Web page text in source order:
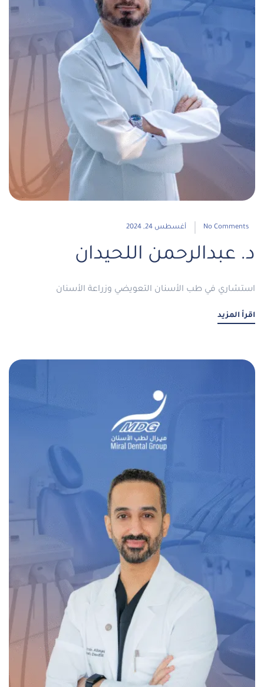
أغسطس 24, 2024 No Comments
د. عبدالرحمن اللحيدان
استشاري في طب الأسنان التعويضي وزراعة الأسنان
اقرأ المزيد